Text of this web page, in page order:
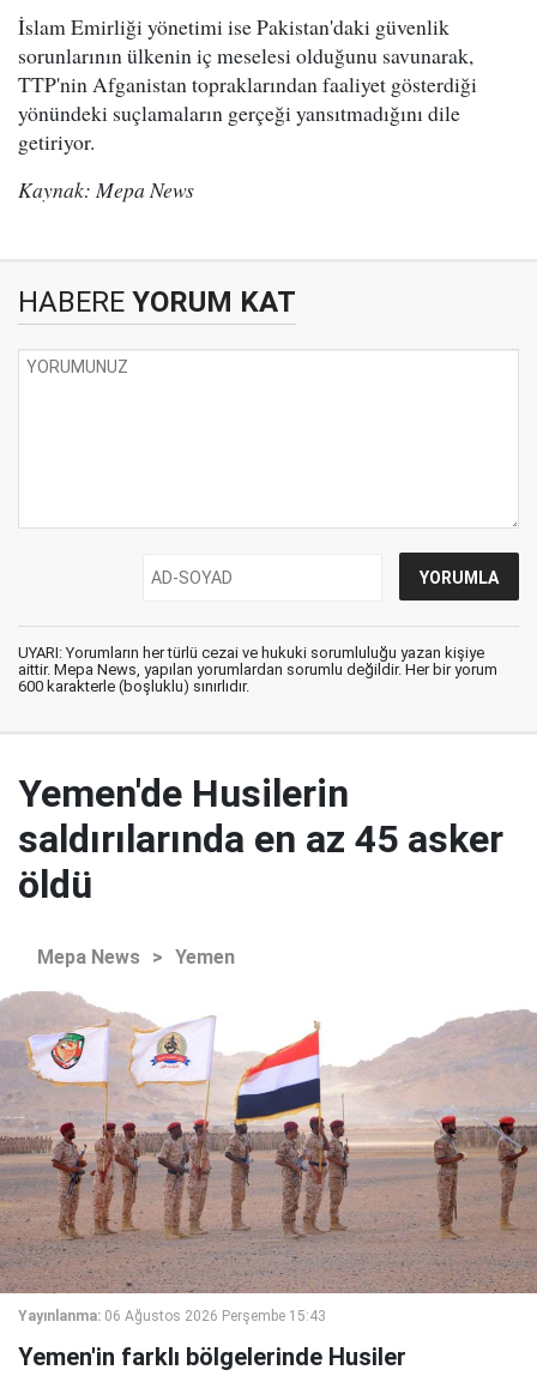
İslam Emirliği yönetimi ise Pakistan'daki güvenlik
sorunlarının ülkenin iç meselesi olduğunu savunarak,
TTP'nin Afganistan topraklarından faaliyet gösterdiği
yönündeki suçlamaların gerçeği yansıtmadığını dile
getiriyor.
Kaynak: Mepa News
HABERE YORUM KAT
UYARI: Yorumların her türlü cezai ve hukuki sorumluluğu yazan kişiye
aittir. Mepa News, yapılan yorumlardan sorumlu değildir. Her bir yorum
600 karakterle (boşluklu) sınırlıdır.
Yemen'de Husilerin
saldırılarında en az 45 asker
öldü
Mepa News > Yemen
Yayınlanma: 06 Ağustos 2026 Perşembe 15:43
Yemen'in farklı bölgelerinde Husiler